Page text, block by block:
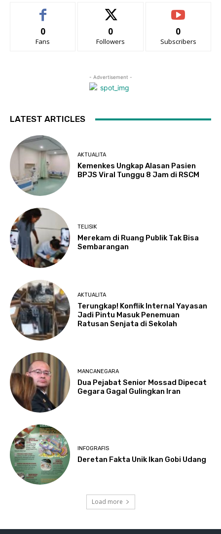
0
Fans
0
Followers
0
Subscribers
- Advertisement -
LATEST ARTICLES
AKTUALITA
Kemenkes Ungkap Alasan Pasien
BPJS Viral Tunggu 8 Jam di RSCM
TELISIK
Merekam di Ruang Publik Tak Bisa
Sembarangan
AKTUALITA
Terungkap! Konflik Internal Yayasan
Jadi Pintu Masuk Penemuan
Ratusan Senjata di Sekolah
MANCANEGARA
Dua Pejabat Senior Mossad Dipecat
Gegara Gagal Gulingkan Iran
INFOGRAFIS
Deretan Fakta Unik Ikan Gobi Udang
Load more